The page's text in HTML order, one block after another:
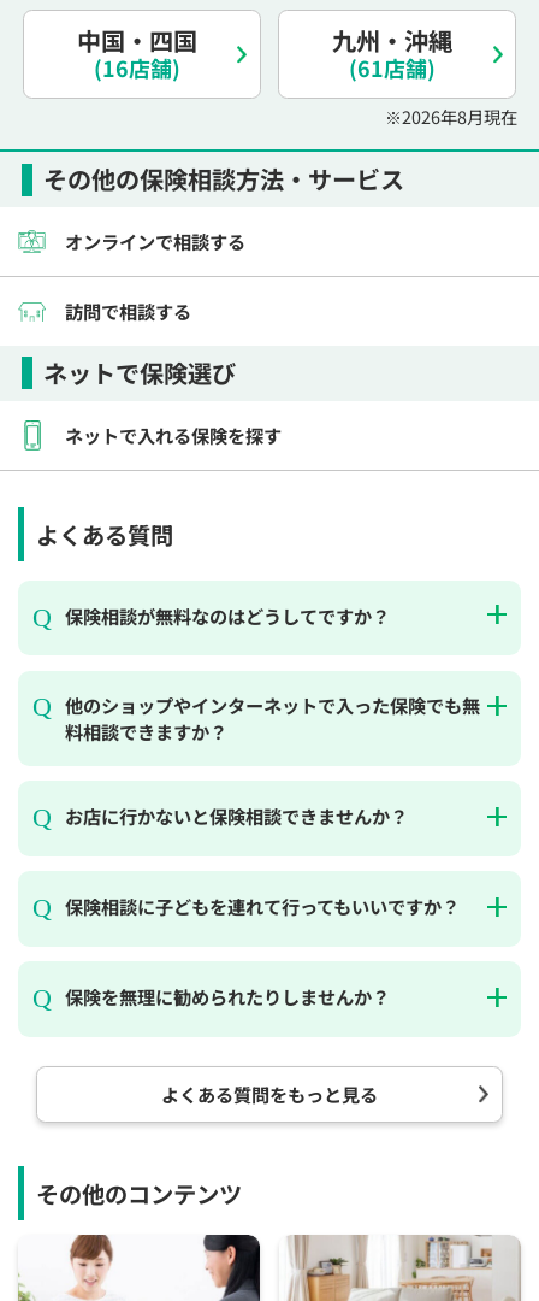
（オンライン保険相談専用）
0120-987-110
平日 / 土日祝日 10:00〜17:00（通話無料）
翌営業日のご連絡となります
その他の保険相談方法・サービス
オンラインで相談する
訪問で相談する
ネットで保険選び
ネットで入れる保険を探す
中国・四国
(16店舗)
九州・沖縄
(61店舗)
※2026年8月現在
よくある質問
保険相談が無料なのはどうしてですか？
他のショップやインターネットで入った保険でも無
料相談できますか？
お店に行かないと保険相談できませんか？
保険相談に子どもを連れて行ってもいいですか？
保険を無理に勧められたりしませんか？
よくある質問をもっと見る
その他のコンテンツ